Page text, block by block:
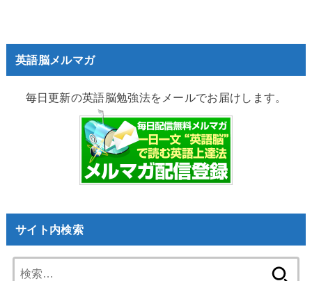
英語脳メルマガ
毎日更新の英語脳勉強法をメールでお届けします。
サイト内検索